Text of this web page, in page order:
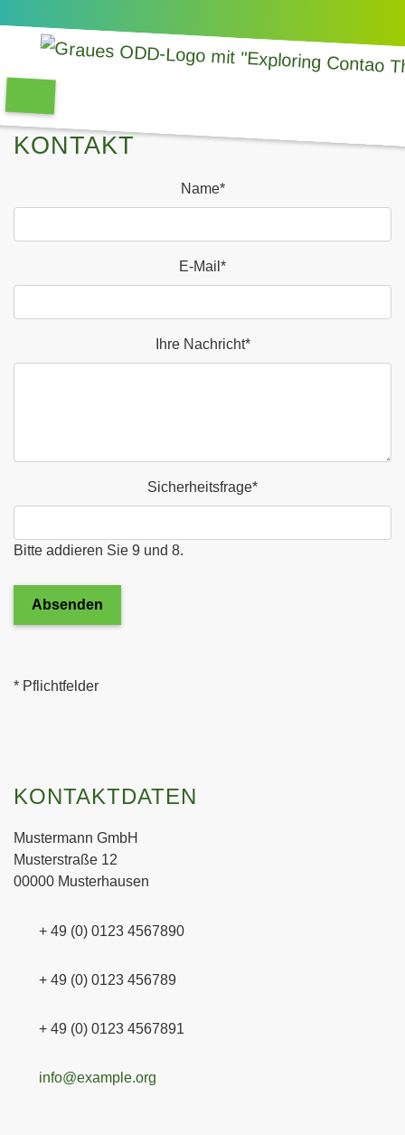
BLEIBEN SIE MIT UNS IN
KONTAKT
Name*
E-Mail *
Ihre Nachricht*
Sicherheitsfrage*
Bitte addieren Sie 9 und 8.
Absenden
* Pflichtfelder
KONTAKTDATEN
Mustermann GmbH
Musterstraße 12
00000 Musterhausen
+ 49 (0) 0123 4567890
+ 49 (0) 0123 456789
+ 49 (0) 0123 4567891
info@example.org